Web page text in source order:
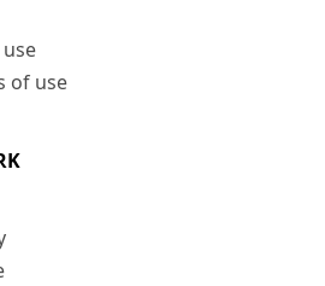
of use